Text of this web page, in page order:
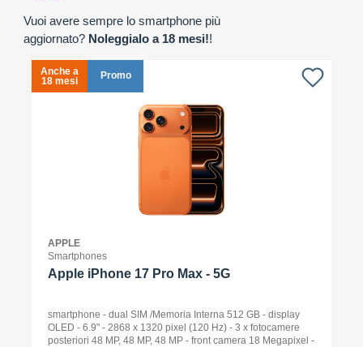
Vuoi avere sempre lo smartphone più
aggiornato? Noleggialo a 18 mesi!!
Anche a
18 mesi
Promo
APPLE
Smartphones
Apple iPhone 17 Pro Max - 5G
smartphone - dual SIM /Memoria Interna 512 GB - display
OLED - 6.9" - 2868 x 1320 pixel (120 Hz) - 3 x fotocamere
posteriori 48 MP, 48 MP, 48 MP - front camera 18 Megapixel -